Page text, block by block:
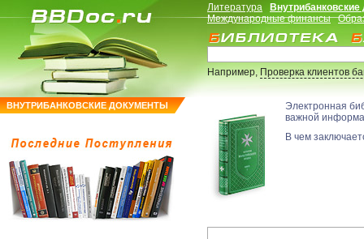
ВНУТРИБАНКОВСКИЕ ДОКУМЕНТЫ
Литература
Международные финансы
Например,Проверка клиентов
Электронная
важной
В чем